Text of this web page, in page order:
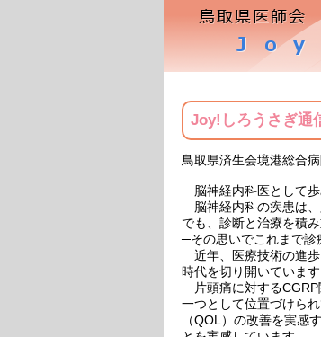
Joy!しろうさぎ通
鳥取県済生会境港総
脳神経内科医として歩
脳神経内科の疾患は、
でも、診断と治療を積
─その思いでこれまで診
近年、医療技術の進歩
時代を切り開いています
片頭痛に対するCGRP
一つとして位置づけら
（QOL）の改善を実感